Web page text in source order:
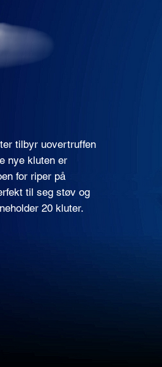
tilbyr uovertruffen
nye kluten er
for riper på
til seg støv og
20 kluter.